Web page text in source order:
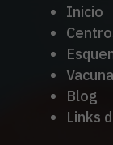
Inicio
Blog
Links